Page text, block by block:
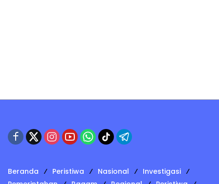
Beranda Peristiwa Nasional
Investigasi